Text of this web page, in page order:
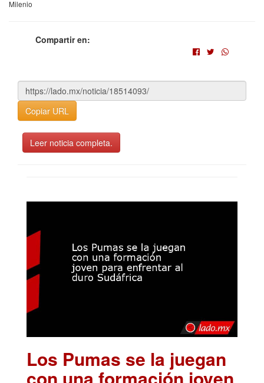
Milenio
Compartir en:
Copiar URL
Leer noticia completa.
Los Pumas se la juegan
con una formación joven